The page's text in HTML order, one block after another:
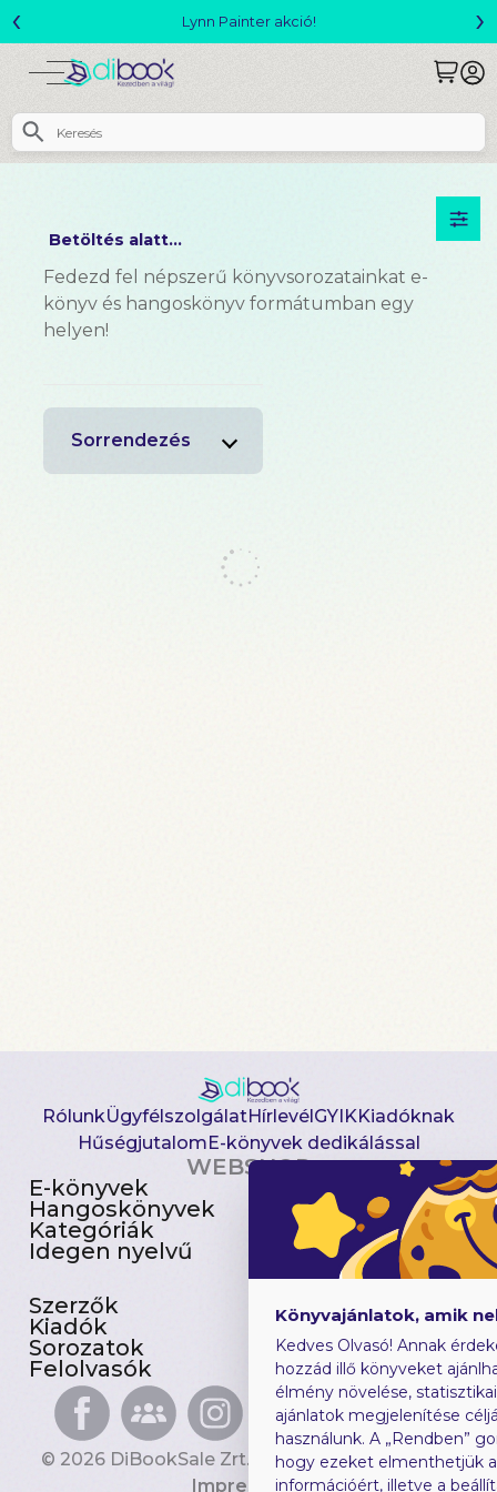
Lynn Painter akció!
‹ ›
Betöltés alatt...
Fedezd fel népszerű könyvsorozatainkat e-
könyv és hangoskönyv formátumban egy
helyen!
Sorrendezés
RólunkÜgyfélszolgálatHírlevélGYIKKiadóknak
HűségjutalomE-könyvek dedikálással
WEBSHOP
E-könyvek
Hangoskönyvek
Kategóriák
Idegen nyelvű
Csomagajánlatok
Akciósak
Előjegyezhetők
Újdonságok
Szerzők
Kiadók
Sorozatok
Felolvasók
Gyerekkönyvek
Heti toplista
Ajándékutalvány
Blog
© 2026 DiBookSale Zrt. Minden jog fenntartva.
Impresszum
Könyvajánlatok, amik
Kedves Olvasó! Annak
hozzád illő könyveket
élmény növelése,
ajánlatok megjelenítése
használunk. A „Rendben”
hogy ezeket elmenthetjük
információért, illetve a